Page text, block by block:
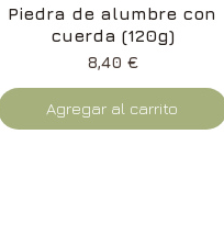
Vista rápida
Piedra de alumbre con
cuerda (120g)
Precio
8,40 €
Agregar al carrito